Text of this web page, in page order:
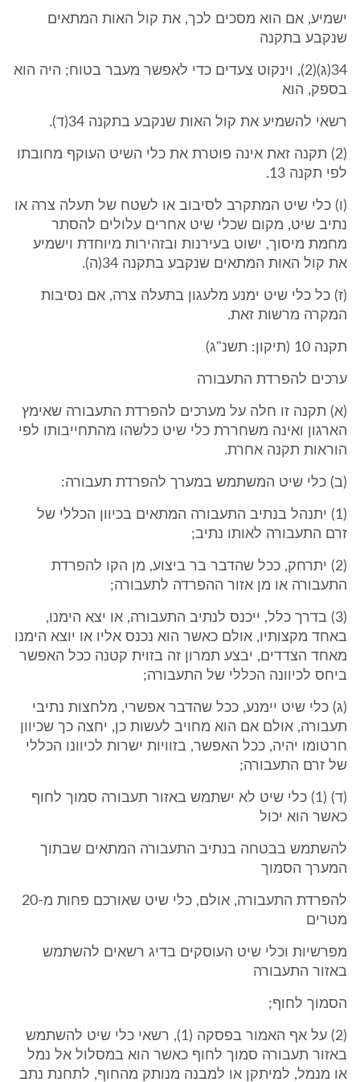
ישמיע, אם הוא מסכים לכך, את קול האות המתאים
שנקבע בתקנה
34(ג)(2), וינקוט צעדים כדי לאפשר מעבר בטוח; היה הוא
בספק, הוא
רשאי להשמיע את קול האות שנקבע בתקנה 34(ד).
(2) תקנה זאת אינה פוטרת את כלי השיט העוקף מחובתו
לפי תקנה 13.
(ו) כלי שיט המתקרב לסיבוב או לשטח של תעלה צרה או
נתיב שיט, מקום שכלי שיט אחרים עלולים להסתר
מחמת מיסוך, ישוט בעירנות ובזהירות מיוחדת וישמיע
את קול האות המתאים שנקבע בתקנה 34(ה).
(ז) כל כלי שיט ימנע מלעגון בתעלה צרה, אם נסיבות
המקרה מרשות זאת.
תקנה 10 (תיקון: תשנ"ג)
ערכים להפרדת התעבורה
(א) תקנה זו חלה על מערכים להפרדת התעבורה שאימץ
הארגון ואינה משחררת כלי שיט כלשהו מהתחייבותו לפי
הוראות תקנה אחרת.
(ב) כלי שיט המשתמש במערך להפרדת תעבורה:
(1) יתנהל בנתיב התעבורה המתאים בכיוון הכללי של
זרם התעבורה לאותו נתיב;
(2) יתרחק, ככל שהדבר בר ביצוע, מן הקו להפרדת
התעבורה או מן אזור ההפרדה לתעבורה;
(3) בדרך כלל, ייכנס לנתיב התעבורה, או יצא הימנו,
באחד מקצותיו, אולם כאשר הוא נכנס אליו או יוצא הימנו
מאחד הצדדים, יבצע תמרון זה בזוית קטנה ככל האפשר
ביחס לכיוונה הכללי של התעבורה;
(ג) כלי שיט יימנע, ככל שהדבר אפשרי, מלחצות נתיבי
תעבורה, אולם אם הוא מחויב לעשות כן, יחצה כך שכיוון
חרטומו יהיה, ככל האפשר, בזוויות ישרות לכיוונו הכללי
של זרם התעבורה;
(ד) (1) כלי שיט לא ישתמש באזור תעבורה סמוך לחוף
כאשר הוא יכול
להשתמש בבטחה בנתיב התעבורה המתאים שבתוך
המערך הסמוך
להפרדת התעבורה, אולם, כלי שיט שאורכם פחות מ-20
מטרים
מפרשיות וכלי שיט העוסקים בדיג רשאים להשתמש
באזור התעבורה
הסמוך לחוף;
(2) על אף האמור בפסקה (1), רשאי כלי שיט להשתמש
באזור תעבורה סמוך לחוף כאשר הוא במסלול אל נמל
או מנמל, למיתקן או למבנה מנותק מהחוף, לתחנת נתב